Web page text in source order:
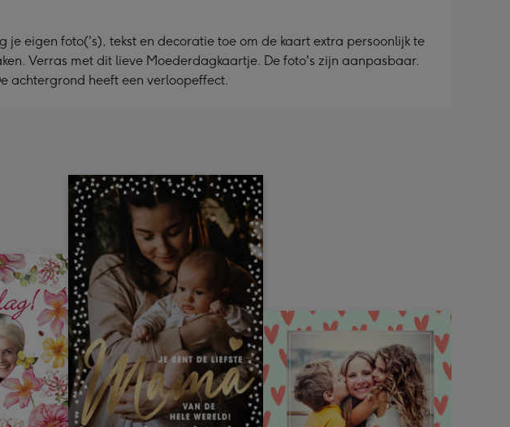
eigen foto('s), tekst en decoratie toe om de kaart extra persoonlijk te
Verras met dit lieve Moederdagkaartje. De foto's zijn aanpasbaar.
achtergrond heeft een verloopeffect.